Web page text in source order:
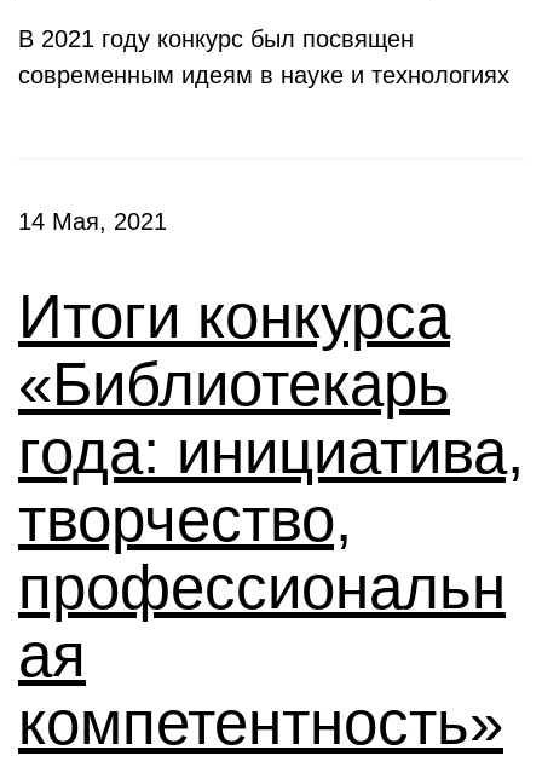
В 2021 году конкурс был посвящен
современным идеям в науке и технологиях
14 Мая, 2021
Итоги конкурса
«Библиотекарь
года: инициатива,
творчество,
профессиональн
ая
компетентность»